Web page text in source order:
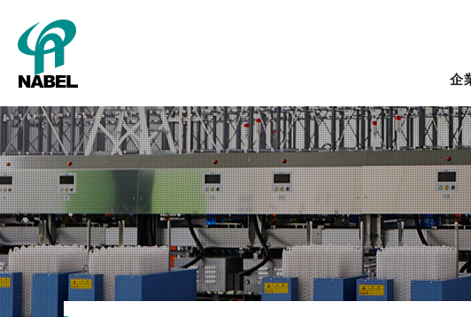
企
会社概要 経営理念
SMART Cube パッキング グレーディング タワー型シス
新卒採用 キャリア採用 パート